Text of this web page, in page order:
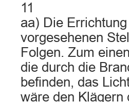
11
aa) Die
vorgesehenen
Folgen. Zum
die durch die
befinden, das
wäre den Klägern